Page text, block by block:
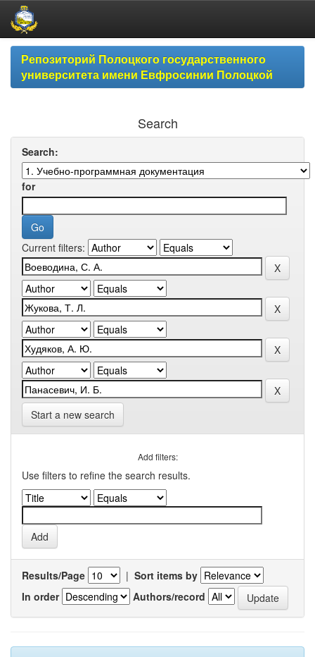
Skip
navigationРепозиторий Полоцкого государственного
университета имени Евфросинии Полоцкой
Search
Search:
for
Current filters:
Start a new search
Add filters:
Use filters to refine the search results.
Results/Page | Sort items by
In order
Authors/record